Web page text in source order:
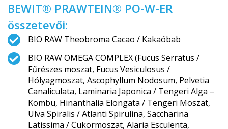
BEWIT® PRAWTEIN® PO-W-ER
összetevői:
BIO RAW Theobroma Cacao / Kakaóbab
BIO RAW OMEGA COMPLEX (Fucus Serratus /
Fűrészes moszat, Fucus Vesiculosus /
Hólyagmoszat, Ascophyllum Nodosum, Pelvetia
Canaliculata, Laminaria Japonica / Tengeri Alga –
Kombu, Hinanthalia Elongata / Tengeri Moszat,
Ulva Spiralis / Atlanti Spirulina, Saccharina
Latissima / Cukormoszat, Alaria Esculenta,